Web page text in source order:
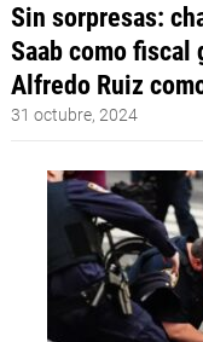
Sin sorpresas:
Saab como fiscal
Alfredo Ruiz
31 octubre, 2024